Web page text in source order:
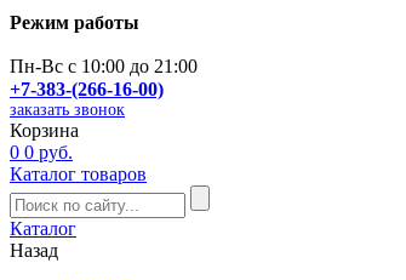
Режим работы
Пн-Вс с 10:00 до 21:00
+7-383-(266-16-00)
заказать звонок
Корзина
0 0 руб.
Каталог товаров
Каталог
Назад